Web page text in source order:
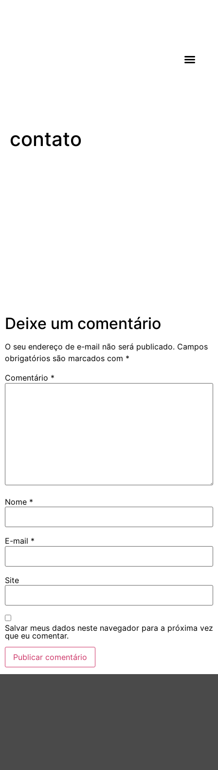
contato
Deixe um comentário
O seu endereço de e-mail não será publicado. Campos
obrigatórios são marcados com *
Comentário *
Nome *
E-mail *
Site
Salvar meus dados neste navegador para a próxima vez
que eu comentar.